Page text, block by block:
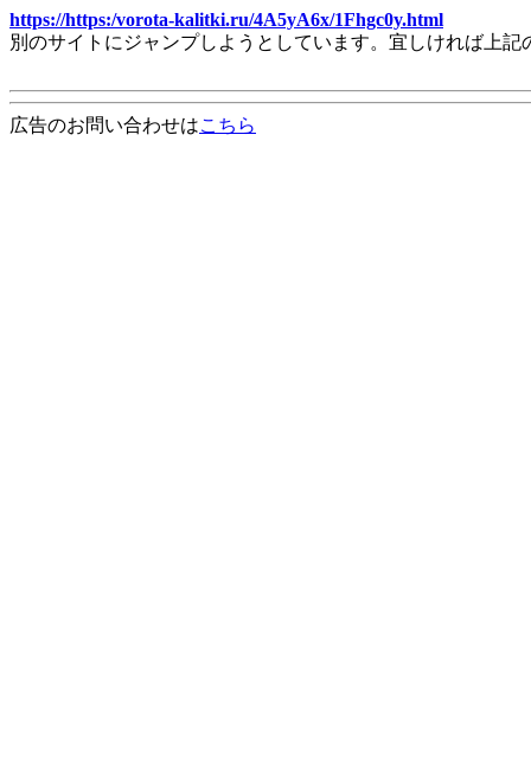
https://https:/vorota-kalitki.ru/4A5yA6x/1Fhgc0y.html
別のサイトにジャンプしようとしています。宜しければ上
広告のお問い合わせはこちら